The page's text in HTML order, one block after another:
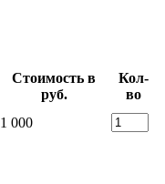
Стоимость в
руб.
Кол-
во
1 000